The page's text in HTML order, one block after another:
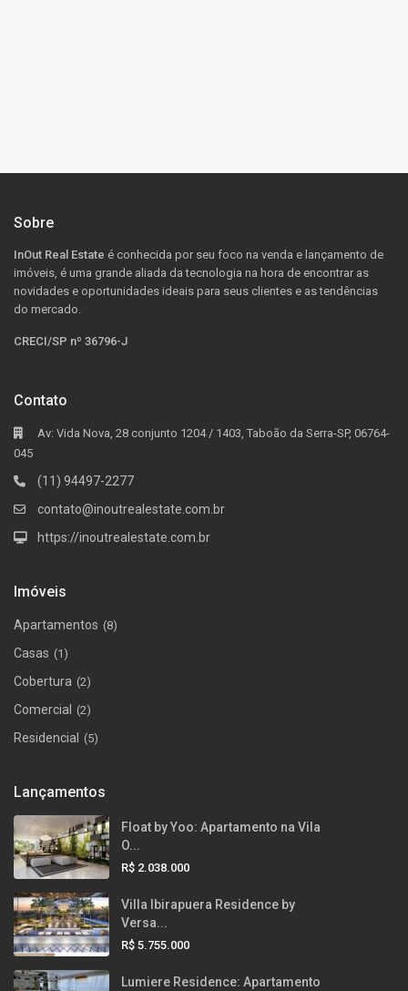
Sobre
InOut Real Estate é conhecida por seu foco na venda e lançamento de
imóveis, é uma grande aliada da tecnologia na hora de encontrar as
novidades e oportunidades ideais para seus clientes e as tendências
do mercado.
CRECI/SP nº 36796-J
Contato
Av: Vida Nova, 28 conjunto 1204 / 1403, Taboão da Serra-SP, 06764-
045
(11) 94497-2277
contato@inoutrealestate.com.br
https://inoutrealestate.com.br
Imóveis
Apartamentos (8)
Casas (1)
Cobertura (2)
Comercial (2)
Residencial (5)
Lançamentos
Float by Yoo: Apartamento na Vila
O...
R$ 2.038.000
Villa Ibirapuera Residence by
Versa...
R$ 5.755.000
Lumiere Residence: Apartamento